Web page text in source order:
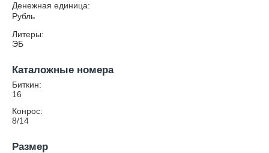
Денежная единица:
Рубль
Литеры:
ЭБ
Каталожные номера
Биткин:
16
Конрос:
8/14
Размер